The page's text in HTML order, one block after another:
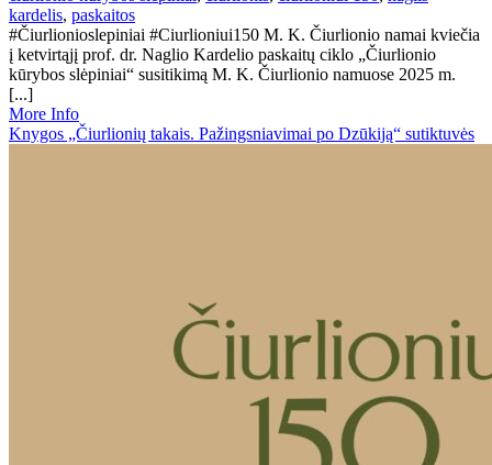
kardelis, paskaitos
#Čiurlionioslepiniai #Ciurlioniui150 M. K. Čiurlionio namai kviečia
į ketvirtąjį prof. dr. Naglio Kardelio paskaitų ciklo „Čiurlionio
kūrybos slėpiniai“ susitikimą M. K. Čiurlionio namuose 2025 m.
[...]
More Info
Knygos „Čiurlionių takais. Pažingsniavimai po Dzūkiją“ sutiktuvės